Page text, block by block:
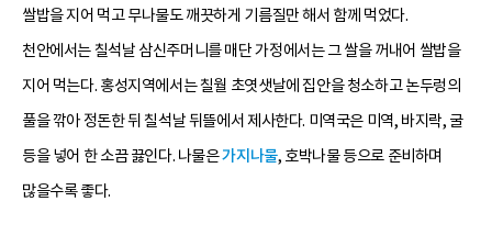
쌀밥을 지어 먹고 무나물도 깨끗하게 기름질만 해서 함께 먹었다.
천안에서는 칠석날 삼신주머니를 매단 가정에서는 그 쌀을 꺼내어 쌀밥을
지어 먹는다. 홍성지역에서는 칠월 초엿샛날에 집안을 청소하고 논두렁의
풀을 깎아 정돈한 뒤 칠석날 뒤뜰에서 제사한다. 미역국은 미역, 바지락, 굴
등을 넣어 한 소끔 끓인다. 나물은가지나물, 호박나물 등으로 준비하며
많을수록 좋다.